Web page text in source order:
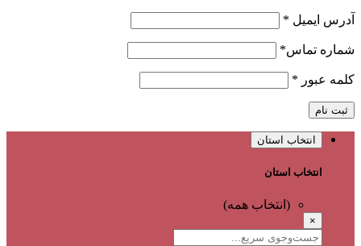
آدرس ایمیل *
شماره تماس*
کلمه عبور *
ثبت نام
انتخاب استان
انتخاب استان
(انتخاب همه)
×